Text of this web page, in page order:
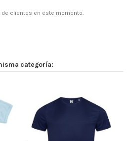
de clientes en este momento.
categoría: